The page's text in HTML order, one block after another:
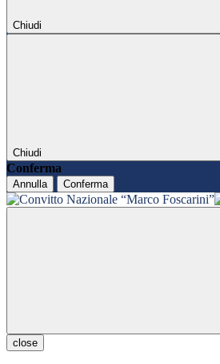
Chiudi
Chiudi
Conferma
Annulla Conferma
close